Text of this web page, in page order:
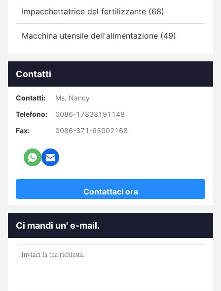
Impacchettatrice del fertilizzante (68)
Macchina utensile dell'alimentazione (49)
Contatti
Contatti:
Ms. Nancy
Telefono:
0086-17838191148
Fax:
0086-371-65002168
Contattaci ora
Ci mandi un' e-mail.